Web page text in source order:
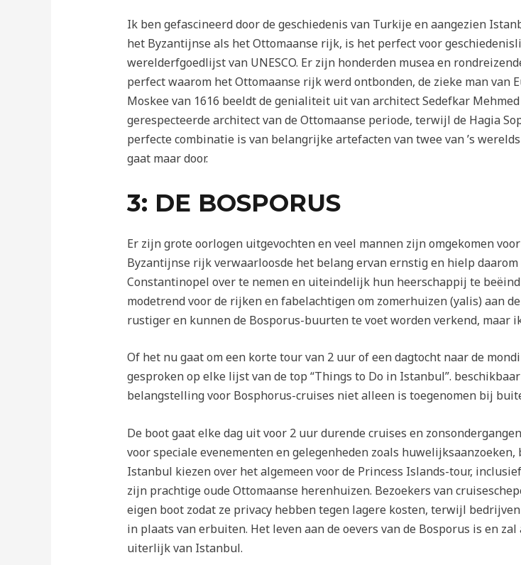
Ik ben gefascineerd door de geschiedenis van Turkije en aangezien
het Byzantijnse als het Ottomaanse rijk, is het perfect voor
werelderfgoedlijst van UNESCO. Er zijn honderden musea en
perfect waarom het Ottomaanse rijk werd ontbonden, de zieke man van
Moskee van 1616 beeldt de genialiteit uit van architect Sedefkar
gerespecteerde architect van de Ottomaanse periode, terwijl de Hagia
perfecte combinatie is van belangrijke artefacten van twee van ’s
gaat maar door.
3: DE BOSPORUS
Er zijn grote oorlogen uitgevochten en veel mannen zijn omgekomen
Byzantijnse rijk verwaarloosde het belang ervan ernstig en hielp
Constantinopel over te nemen en uiteindelijk hun heerschappij te
modetrend voor de rijken en fabelachtigen om zomerhuizen (yalis) aan
rustiger en kunnen de Bosporus-buurten te voet worden verkend, maar
Of het nu gaat om een ​​korte tour van 2 uur of een dagtocht naar de
gesproken op elke lijst van de top “Things to Do in Istanbul”.
belangstelling voor Bosphorus-cruises niet alleen is toegenomen bij
De boot gaat elke dag uit voor 2 uur durende cruises en
voor speciale evenementen en gelegenheden zoals
Istanbul kiezen over het algemeen voor de Princess Islands-tour,
zijn prachtige oude Ottomaanse herenhuizen. Bezoekers van
eigen boot zodat ze privacy hebben tegen lagere kosten, terwijl
in plaats van erbuiten. Het leven aan de oevers van de Bosporus is en
uiterlijk van Istanbul.